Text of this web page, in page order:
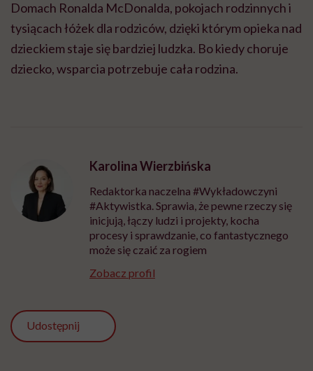
Domach Ronalda McDonalda, pokojach rodzinnych i
tysiącach łóżek dla rodziców, dzięki którym opieka nad
dzieckiem staje się bardziej ludzka. Bo kiedy choruje
dziecko, wsparcia potrzebuje cała rodzina.
Karolina Wierzbińska
Redaktorka naczelna #Wykładowczyni
#Aktywistka. Sprawia, że pewne rzeczy się
inicjują, łączy ludzi i projekty, kocha
procesy i sprawdzanie, co fantastycznego
może się czaić za rogiem
Zobacz profil
Udostępnij